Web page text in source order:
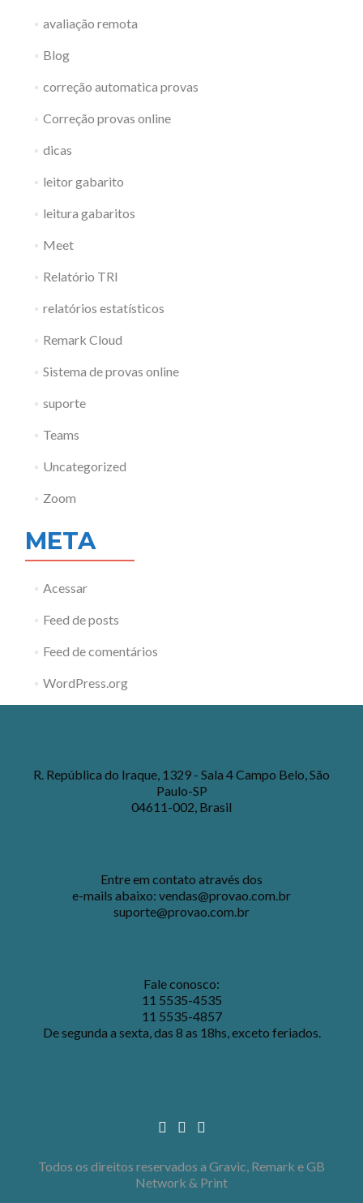
avaliação remota
Blog
correção automatica provas
Correção provas online
dicas
leitor gabarito
leitura gabaritos
Meet
Relatório TRI
relatórios estatísticos
Remark Cloud
Sistema de provas online
suporte
Teams
Uncategorized
Zoom
META
Acessar
Feed de posts
Feed de comentários
WordPress.org
R. República do Iraque, 1329 - Sala 4 Campo Belo, São
Paulo-SP
04611-002, Brasil
Entre em contato através dos
e-mails abaixo: vendas@provao.com.br
suporte@provao.com.br
Fale conosco:
11 5535-4535
11 5535-4857
De segunda a sexta, das 8 as 18hs, exceto feriados.
Todos os direitos reservados a Gravic, Remark e GB
Network & Print